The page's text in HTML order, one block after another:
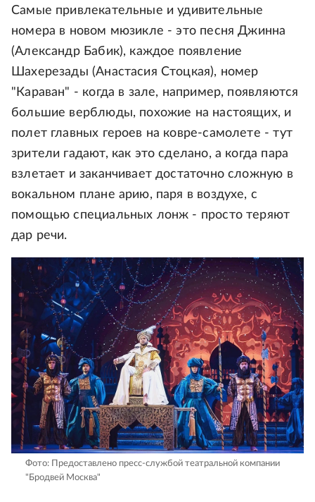
Самые привлекательные и удивительные
номера в новом мюзикле - это песня Джинна
(Александр Бабик), каждое появление
Шахерезады (Анастасия Стоцкая), номер
"Караван" - когда в зале, например, появляются
большие верблюды, похожие на настоящих, и
полет главных героев на ковре-самолете - тут
зрители гадают, как это сделано, а когда пара
взлетает и заканчивает достаточно сложную в
вокальном плане арию, паря в воздухе, с
помощью специальных лонж - просто теряют
дар речи.
Фото: Предоставлено пресс-службой театральной компании
"Бродвей Москва"